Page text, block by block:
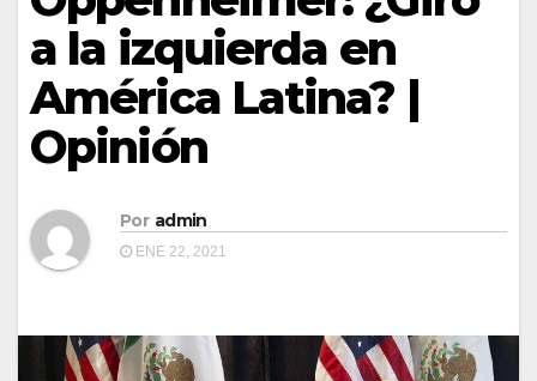
a la izquierda en
América Latina? |
Opinión
Por admin
ENE 22, 2021